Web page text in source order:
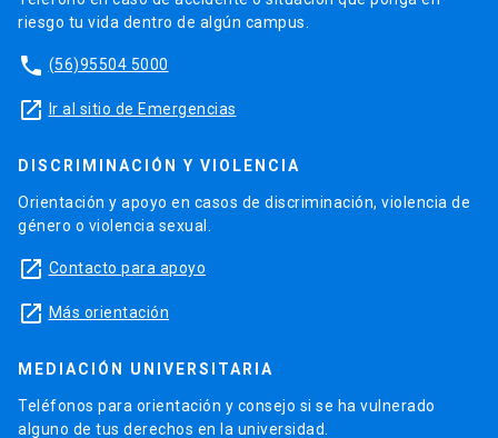
riesgo tu vida dentro de algún campus.
phone (56)95504 5000
launch Ir al sitio de Emergencias
DISCRIMINACIÓN Y VIOLENCIA
Orientación y apoyo en casos de discriminación, violencia de
género o violencia sexual.
launch Contacto para apoyo
launch Más orientación
MEDIACIÓN UNIVERSITARIA
Teléfonos para orientación y consejo si se ha vulnerado
alguno de tus derechos en la universidad.